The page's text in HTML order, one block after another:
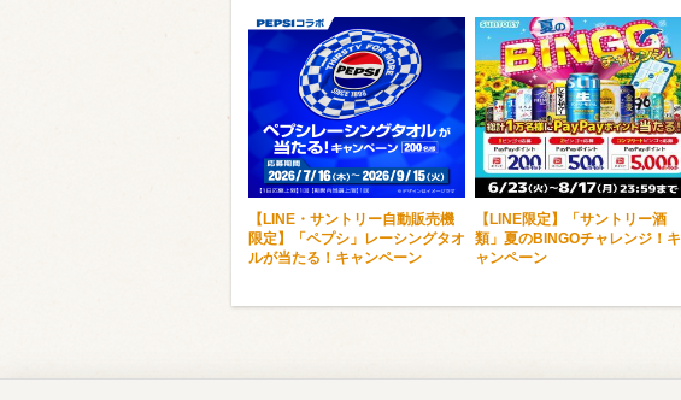
【LINE・サントリー自動販売機
限定】「ペプシ」レーシングタオ
ルが当たる！キャンペーン
【LINE限定】「サントリー酒
類」夏のBINGOチャレンジ！キ
ャンペーン